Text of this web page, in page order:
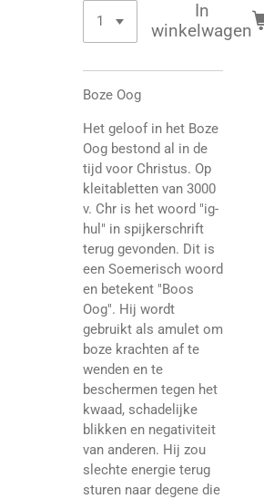
In
winkelwagen
Boze Oog
Het geloof in het Boze
Oog bestond al in de
tijd voor Christus. Op
kleitabletten van 3000
v. Chr is het woord "ig-
hul" in spijkerschrift
terug gevonden. Dit is
een Soemerisch woord
en betekent "Boos
Oog". Hij wordt
gebruikt als amulet om
boze krachten af te
wenden en te
beschermen tegen het
kwaad, schadelijke
blikken en negativiteit
van anderen. Hij zou
slechte energie terug
sturen naar degene die